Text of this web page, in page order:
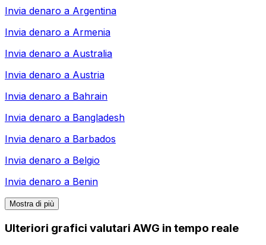
Invia denaro a Argentina
Invia denaro a Armenia
Invia denaro a Australia
Invia denaro a Austria
Invia denaro a Bahrain
Invia denaro a Bangladesh
Invia denaro a Barbados
Invia denaro a Belgio
Invia denaro a Benin
Mostra di più
Ulteriori grafici valutari AWG in tempo reale